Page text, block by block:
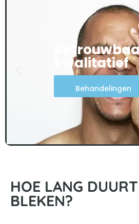
kwalitatief
Behandelingen
HOE LANG
BLEKEN?